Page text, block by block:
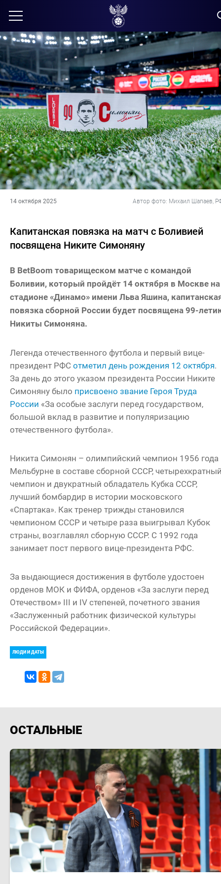
14 октября 2025 Автор фото: Михаил Шапаев,
Капитанская повязка на матч с Боливией
посвящена Никите Симоняну
В BetBoom товарищеском матче с командой
Боливии, который пройдёт 14 октября в Москве на
стадионе «Динамо» имени Льва Яшина,
повязка сборной России будет посвящена 99-
Никиты Симоняна.
Легенда отечественного футбола и первый вице-
президент РФС отметил день рождения 12 октября.
За день до этого указом президента России Никите
Симоняну было присвоено звание Героя Труда
России «За особые заслуги перед государством,
большой вклад в развитие и популяризацию
отечественного футбола».
Никита Симонян – олимпийский чемпион 1956 года
Мельбурне в составе сборной СССР,
чемпион и двукратный обладатель Кубка СССР,
лучший бомбардир в истории московского
«Спартака». Как тренер трижды становился
чемпионом СССР и четыре раза выигрывал Кубок
страны, возглавлял сборную СССР. С 1992 года
занимает пост первого вице-президента РФС.
За выдающиеся достижения в футболе удостоен
орденов МОК и ФИФА, орденов «За заслуги перед
Отечеством» III и IV степеней, почетного звания
«Заслуженный работник физической культуры
Российской Федерации».
ЛЮДИ И ДАТЫ
ОСТАЛЬНЫЕ